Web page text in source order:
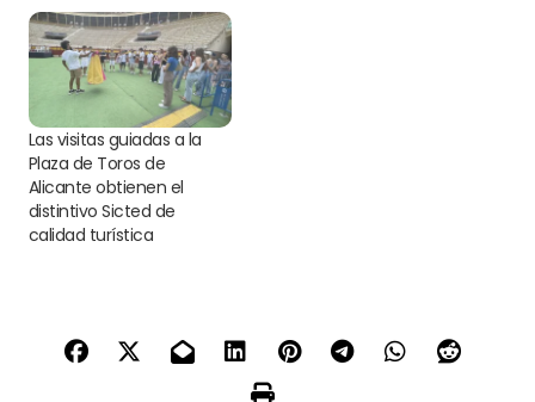
Las visitas guiadas a la
Plaza de Toros de
Alicante obtienen el
distintivo Sicted de
calidad turística